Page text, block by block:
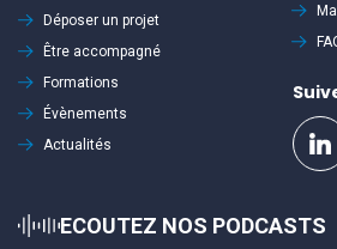
Déposer un projet
Être accompagné
Formations
Évènements
Actualités
ECOUTEZ NOS PODCASTS